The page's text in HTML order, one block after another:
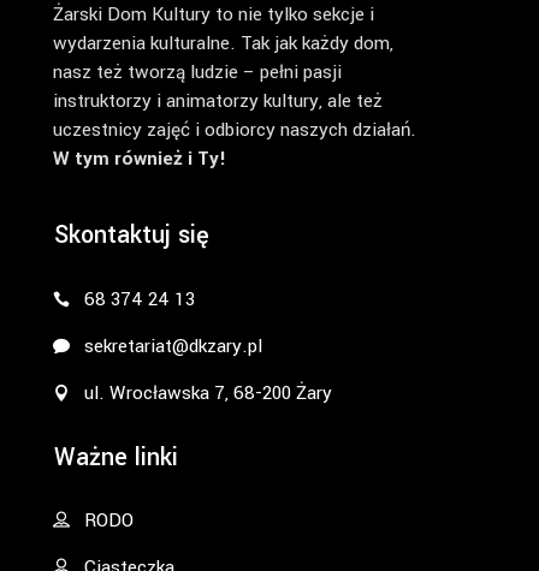
Żarski Dom Kultury to nie tylko sekcje i
wydarzenia kulturalne. Tak jak każdy dom,
nasz też tworzą ludzie – pełni pasji
instruktorzy i animatorzy kultury, ale też
uczestnicy zajęć i odbiorcy naszych działań.
W tym również i Ty!
Skontaktuj się
68 374 24 13
sekretariat@dkzary.pl
ul. Wrocławska 7, 68-200 Żary
Ważne linki
RODO